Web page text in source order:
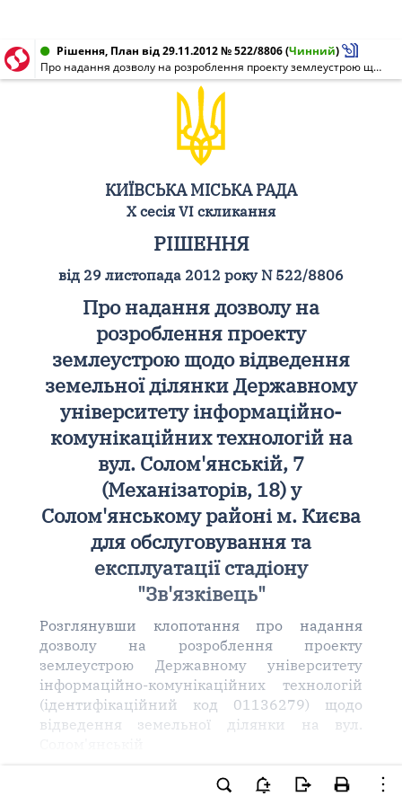
Рішення, План від 29.11.2012 № 522/8806(Чинний)
Про надання дозволу на розроблення проекту землеустрою щодо відведення земельної ділянки Державному університету інформаційно-комунікаційних технологій на вул. Солом'янській, 7 (Механізаторів, 18) у Солом'янському районі м. Києва для обслуговування та експлуатації стадіону "Зв'язківець"
КИЇВСЬКА МІСЬКА РАДА
X сесія VI скликання
РІШЕННЯ
від 29 листопада 2012 року N 522/8806
Про надання дозволу на
розроблення проекту
землеустрою щодо відведення
земельної ділянки Державному
університету інформаційно-
комунікаційних технологій на
вул. Солом'янській, 7
(Механізаторів, 18) у
Солом'янському районі м. Києва
для обслуговування та
експлуатації стадіону
"Зв'язківець"
Розглянувши клопотання про надання
дозволу на розроблення проекту
землеустрою Державному університету
інформаційно-комунікаційних технологій
(ідентифікаційний код 01136279) щодо
відведення земельної ділянки на вул.